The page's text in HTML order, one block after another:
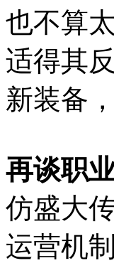
也不算
适得其
新装备
再谈职
仿盛大
运营机